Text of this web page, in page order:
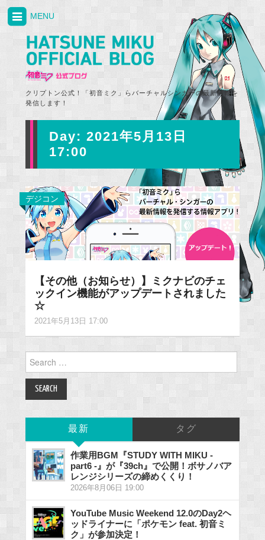
クリプトン公式！「初音ミク」らバーチャルシンガーの最新情報を
発信します！
MENU
Day: 2021年5月13日
17:00
デジコン
【その他（お知らせ）】ミクナビのチェ
ックイン機能がアップデートされました
☆
2021年5月13日 17:00
for:
最新 タグ
作業用BGM『STUDY WITH MIKU -
part6 -』が『39ch』で公開！ボサノバア
レンジシリーズの締めくくり！
2026年8月06日 19:00
YouTube Music Weekend 12.0のDay2ヘ
ッドライナーに「ポケモン feat. 初音ミ
ク」が参加決定！